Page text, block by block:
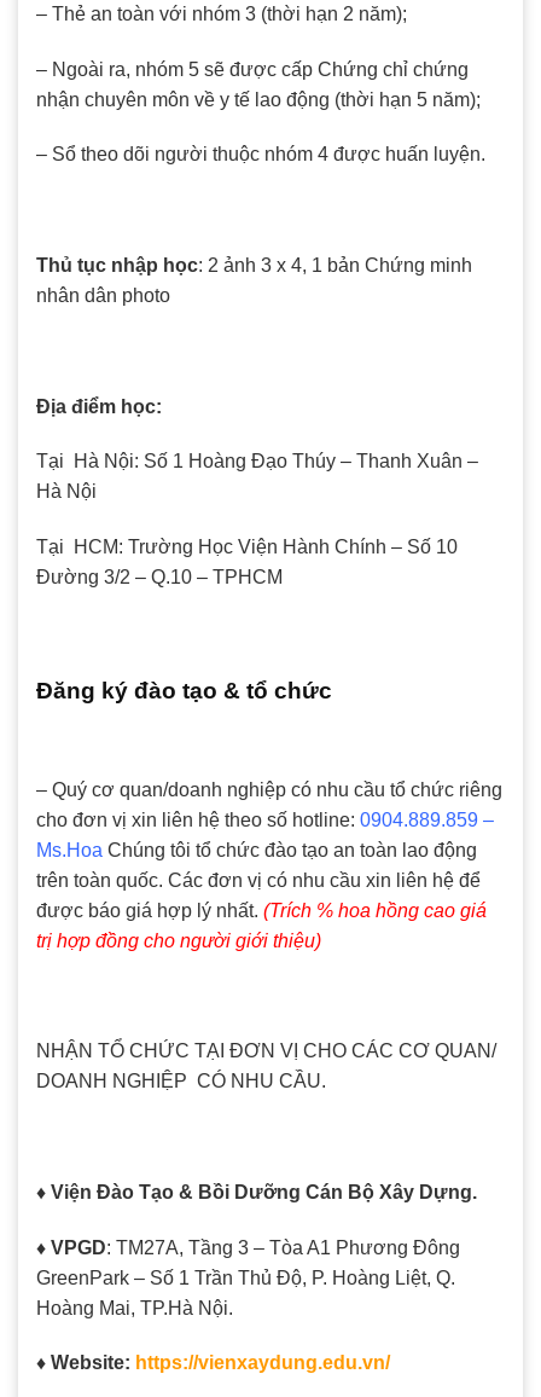
– Thẻ an toàn với nhóm 3 (thời hạn 2 năm);
– Ngoài ra, nhóm 5 sẽ được cấp Chứng chỉ chứng
nhận chuyên môn về y tế lao động (thời hạn 5 năm);
– Sổ theo dõi người thuộc nhóm 4 được huấn luyện.
Thủ tục nhập học: 2 ảnh 3 x 4, 1 bản Chứng minh
nhân dân photo
Địa điểm học:
Tại Hà Nội: Số 1 Hoàng Đạo Thúy – Thanh Xuân –
Hà Nội
Tại HCM: Trường Học Viện Hành Chính – Số 10
Đường 3/2 – Q.10 – TPHCM
Đăng ký đào tạo & tổ chức
– Quý cơ quan/doanh nghiệp có nhu cầu tổ chức riêng
cho đơn vị xin liên hệ theo số hotline: 0904.889.859 –
Ms.Hoa Chúng tôi tổ chức đào tạo an toàn lao động
trên toàn quốc. Các đơn vị có nhu cầu xin liên hệ để
được báo giá hợp lý nhất. (Trích % hoa hồng cao giá
trị hợp đồng cho người giới thiệu)
NHẬN TỔ CHỨC TẠI ĐƠN VỊ CHO CÁC CƠ QUAN/
DOANH NGHIỆP CÓ NHU CẦU.
♦ Viện Đào Tạo & Bồi Dưỡng Cán Bộ Xây Dựng.
♦ VPGD: TM27A, Tầng 3 – Tòa A1 Phương Đông
GreenPark – Số 1 Trần Thủ Độ, P. Hoàng Liệt, Q.
Hoàng Mai, TP.Hà Nội.
♦ Website: https://vienxaydung.edu.vn/